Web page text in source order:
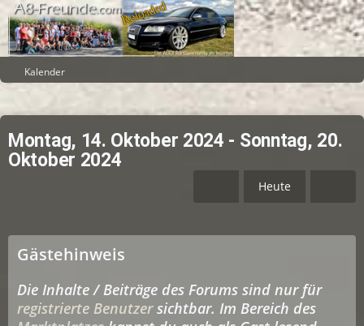
Kalender
Montag, 14. Oktober 2024 - Sonntag, 20.
Oktober 2024
Heute
Gästehinweis
Die Inhalte / Beiträge des Forums sind nur für
registrierte Benutzersichtbar. Im Bereich des